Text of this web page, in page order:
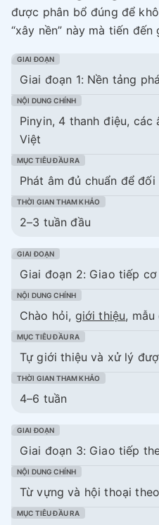
được phân bổ đúng để
“xây nền” này mà tiến
Giai đoạn 1: Nền tảng
Pinyin, 4 thanh điệu, các
Việt
Phát âm đủ chuẩn để đối
2–3 tuần đầu
Giai đoạn 2: Giao tiếp cơ
Chào hỏi, giới thiệu,
Tự giới thiệu và xử lý
4–6 tuần
Giai đoạn 3: Giao tiếp
Từ vựng và hội thoại